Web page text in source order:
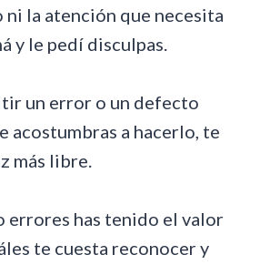
ni la atención que necesita
y le pedí disculpas.
un error o un defecto
acostumbras a hacerlo, te
más libre.
errores has tenido el valor
te cuesta reconocer y